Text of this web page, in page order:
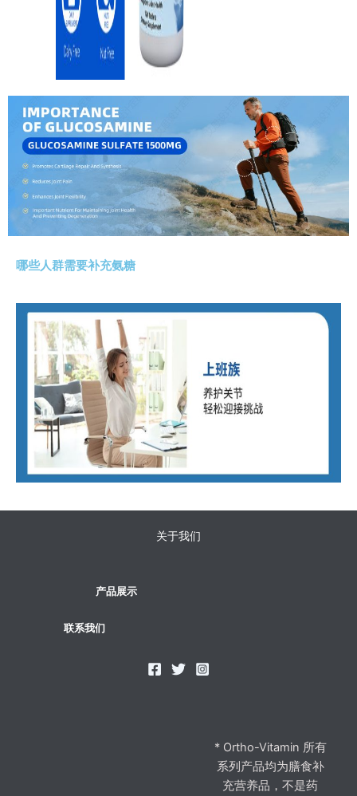
哪些人群需要补充氨糖
关于我们
产品展示
联系我们
* Ortho-Vitamin 所有
系列产品均为膳食补
充营养品，不是药